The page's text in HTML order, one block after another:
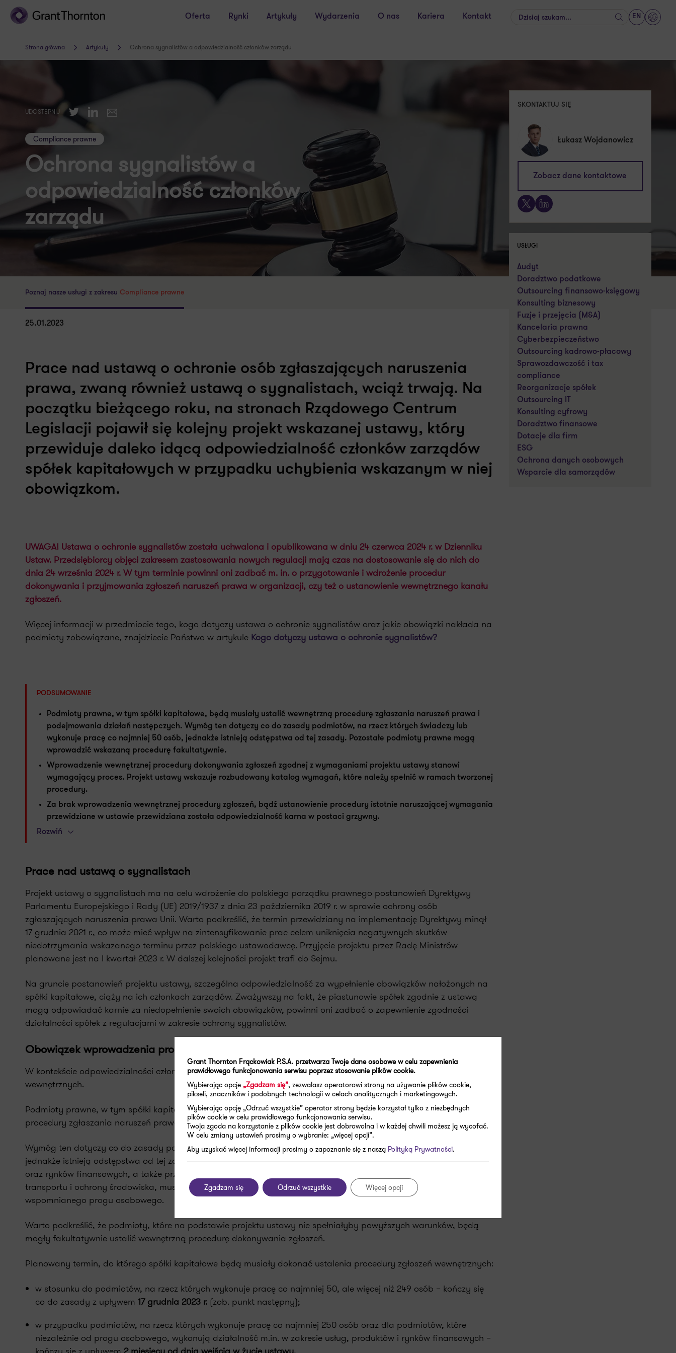
Oferta Rynki Artykuły Wydarzenia O nas Kariera Kontakt Szukaj
EN
Strona główna Artykuły Ochrona sygnalistów a odpowiedzialność członków zarządu
UDOSTĘPNIJ TwitterLinkedIn
E-mail
Compliance prawne
Ochrona sygnalistów a
odpowiedzialność członków
zarządu
SKONTAKTUJ SIĘ
Łukasz Wojdanowicz
Zobacz dane kontaktowe
kontakt@pl.gt.com
X LinkedIn
USŁUGI
Audyt
Doradztwo podatkowe
Outsourcing finansowo-księgowy
Konsulting biznesowy
Fuzje i przejęcia (M&A)
Kancelaria prawna
Cyberbezpieczeństwo
Outsourcing kadrowo-płacowy
Sprawozdawczość i tax
compliance
Reorganizacje spółek
Outsourcing IT
Konsulting cyfrowy
Doradztwo finansowe
Dotacje dla firm
ESG
Ochrona danych osobowych
Wsparcie dla samorządów
Poznaj nasze usługi z zakresu Compliance prawne
25.01.2023
Prace nad ustawą o ochronie osób zgłaszających naruszenia
prawa, zwaną również ustawą o sygnalistach, wciąż trwają. Na
początku bieżącego roku, na stronach Rządowego Centrum
Legislacji pojawił się kolejny projekt wskazanej ustawy, który
przewiduje daleko idącą odpowiedzialność członków zarządów
spółek kapitałowych w przypadku uchybienia wskazanym w niej
obowiązkom.
UWAGA! Ustawa o ochronie sygnalistów została uchwalona i opublikowana w dniu 24 czerwca 2024 r. w Dzienniku
Ustaw. Przedsiębiorcy objęci zakresem zastosowania nowych regulacji mają czas na dostosowanie się do nich do
dnia 24 września 2024 r. W tym terminie powinni oni zadbać m. in. o przygotowanie i wdrożenie procedur
dokonywania i przyjmowania zgłoszeń naruszeń prawa w organizacji, czy też o ustanowienie wewnętrznego kanału
zgłoszeń.
Więcej informacji w przedmiocie tego, kogo dotyczy ustawa o ochronie sygnalistów oraz jakie obowiązki nakłada na
podmioty zobowiązane, znajdziecie Państwo w artykule Kogo dotyczy ustawa o ochronie sygnalistów?
PODSUMOWANIE
Podmioty prawne, w tym spółki kapitałowe, będą musiały ustalić wewnętrzną procedurę zgłaszania naruszeń prawa i
podejmowania działań następczych. Wymóg ten dotyczy co do zasady podmiotów, na rzecz których świadczy lub
wykonuje pracę co najmniej 50 osób, jednakże istnieją odstępstwa od tej zasady. Pozostałe podmioty prawne mogą
wprowadzić wskazaną procedurę fakultatywnie.
Wprowadzenie wewnętrznej procedury dokonywania zgłoszeń zgodnej z wymaganiami projektu ustawy stanowi
wymagający proces. Projekt ustawy wskazuje rozbudowany katalog wymagań, które należy spełnić w ramach tworzonej
procedury.
Za brak wprowadzenia wewnętrznej procedury zgłoszeń, bądź ustanowienie procedury istotnie naruszającej wymagania
przewidziane w ustawie przewidziana została odpowiedzialność karna w postaci grzywny.
Rozwiń
Prace nad ustawą o sygnalistach
Projekt ustawy o sygnalistach ma na celu wdrożenie do polskiego porządku prawnego postanowień Dyrektywy
Parlamentu Europejskiego i Rady (UE) 2019/1937 z dnia 23 października 2019 r. w sprawie ochrony osób
zgłaszających naruszenia prawa Unii. Warto podkreślić, że termin przewidziany na implementację Dyrektywy minął
17 grudnia 2021 r., co może mieć wpływ na zintensyfikowanie prac celem uniknięcia negatywnych skutków
niedotrzymania wskazanego terminu przez polskiego ustawodawcę. Przyjęcie projektu przez Radę Ministrów
planowane jest na I kwartał 2023 r. W dalszej kolejności projekt trafi do Sejmu.
Na gruncie postanowień projektu ustawy, szczególna odpowiedzialność za wypełnienie obowiązków nałożonych na
spółki kapitałowe, ciąży na ich członkach zarządów. Zważywszy na fakt, że piastunowie spółek zgodnie z ustawą
mogą odpowiadać karnie za niedopełnienie swoich obowiązków, powinni oni zadbać o zapewnienie zgodności
działalności spółek z regulacjami w zakresie ochrony sygnalistów.
Obowiązek wprowadzenia procedury zgłoszeń wewnętrznych
W kontekście odpowiedzialności członków zarządu należy przede wszystkim zwrócić uwagę na procedurę zgłoszeń
wewnętrznych.
Podmioty prawne, w tym spółki kapitałowe, na gruncie projektu ustawy zobowiązane są do ustalenia wewnętrznej
procedury zgłaszania naruszeń prawa i podejmowania działań następczych.
Wymóg ten dotyczy co do zasady podmiotów, na rzecz których świadczy lub wykonuje pracę co najmniej 50 osób,
jednakże istnieją odstępstwa od tej zasady. Podmioty wykonujące działalność w dziedzinie m.in. usług, produktów
oraz rynków finansowych, a także przeciwdziałania praniu pieniędzy i finansowaniu terroryzmu, bezpieczeństwa
transportu i ochrony środowiska, muszą bowiem ustanowić przedmiotową procedurę niezależnie od osiągnięcia
wspomnianego progu osobowego.
Warto podkreślić, że podmioty, które na podstawie projektu ustawy nie spełniałyby powyższych warunków, będą
mogły fakultatywnie ustalić wewnętrzną procedurę dokonywania zgłoszeń.
Planowany termin, do którego spółki kapitałowe będą musiały dokonać ustalenia procedury zgłoszeń wewnętrznych:
w stosunku do podmiotów, na rzecz których wykonuje pracę co najmniej 50, ale więcej niż 249 osób – kończy się
co do zasady z upływem 17 grudnia 2023 r. (zob. punkt następny);
w przypadku podmiotów, na rzecz których wykonuje pracę co najmniej 250 osób oraz dla podmiotów, które
niezależnie od progu osobowego, wykonują działalność m.in. w zakresie usług, produktów i rynków finansowych –
Grant Thornton Frąckowiak P.S.A. przetwarza Twoje dane osobowe w celu zapewnienia
prawidłowego funkcjonowania serwisu poprzez stosowanie plików cookie.
Wybierając opcje „Zgadzam się”, zezwalasz operatorowi strony na używanie plików cookie,
pikseli, znaczników i podobnych technologii w celach analitycznych i marketingowych.
Wybierając opcję „Odrzuć wszystkie” operator strony będzie korzystał tylko z niezbędnych
pików cookie w celu prawidłowego funkcjonowania serwisu.
Twoja zgoda na korzystanie z plików cookie jest dobrowolna i w każdej chwili możesz ją wycofać.
W celu zmiany ustawień prosimy o wybranie: „więcej opcji”.
Aby uzyskać więcej informacji prosimy o zapoznanie się z naszą Polityką Prywatności.
Zgadzam się Odrzuć wszystkie Więcej opcji